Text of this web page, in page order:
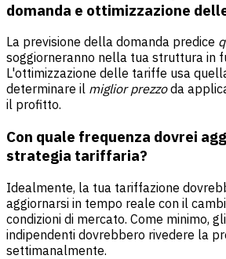
domanda e ottimizzazione
La previsione della domanda predice
soggiorneranno nella tua struttura in
L'ottimizzazione delle tariffe usa
determinare il miglior prezzoda
il profitto.
Con quale frequenza dovrei
strategia tariffaria?
Idealmente, la tua tariffazione
aggiornarsi in tempo reale con il
condizioni di mercato. Come minimo,
indipendenti dovrebbero rivedere la
settimanalmente.